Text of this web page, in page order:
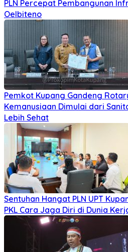
PLN Percepat Pembangunan
Oelbiteno
Pemkot Kupang Gandeng
Kemanusiaan Dimulai dari
Lebih Sehat
Sentuhan Hangat PLN UPT
PKL Cara Jaga Diri di Dunia